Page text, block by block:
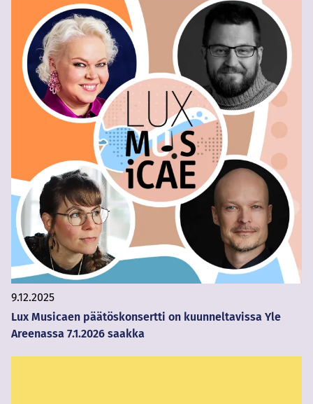
9.12.2025
Lux Musicaen päätöskonsertti on kuunneltavissa Yle
Areenassa 7.1.2026 saakka